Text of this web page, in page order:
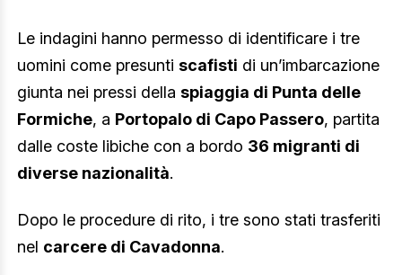
Le indagini hanno permesso di identificare i tre
uomini come presunti scafisti di un’imbarcazione
giunta nei pressi della spiaggia di Punta delle
Formiche, a Portopalo di Capo Passero, partita
dalle coste libiche con a bordo 36 migranti di
diverse nazionalità.
Dopo le procedure di rito, i tre sono stati trasferiti
nel carcere di Cavadonna.